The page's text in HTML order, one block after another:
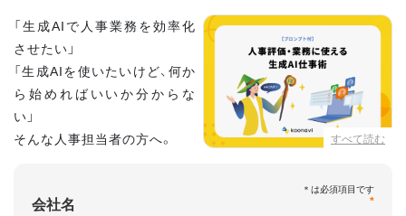
すべて読む
「生成AIで人事業務を効率化
させたい」
「生成AIを使いたいけど、何か
ら始めればいいか分からな
い」
そんな人事担当者の方へ。
本資料では、人事担当者300名の実態調査をもとに現場ですぐ
に役立つ生成AI活用術を紹介しています。
*
会社名